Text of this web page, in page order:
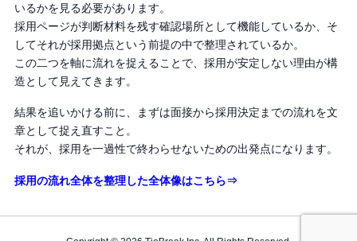
いるかを見る必要があります。
採用ページが判断材料を残す確認場所として機能しているか、そ
してそれが採用拠点という前提の中で整理されているか。
この二つを軸に流れを捉えることで、採用が安定しない理由が構
造として見えてきます。
結果を追いかける前に、まずは面接から採用決定までの流れを文
章として捉え直すこと。
それが、採用を一過性で終わらせないための出発点になります。
採用の流れ全体を整理した全体像はこちら⇒